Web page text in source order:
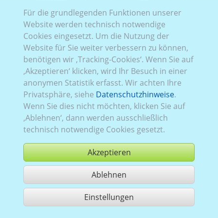
Buer_001:ab 2012
kaufen
1 Treffer teilen
Für die grundlegenden Funktionen unserer
Website werden technisch notwendige
Cookies eingesetzt. Um die Nutzung der
Website für Sie weiter verbessern zu können,
benötigen wir ‚Tracking-Cookies‘. Wenn Sie auf
‚Akzeptieren‘ klicken, wird Ihr Besuch in einer
anonymen Statistik erfasst. Wir achten Ihre
Privatsphäre, siehe Datenschutzhinweise.
Wenn Sie dies nicht möchten, klicken Sie auf
‚Ablehnen‘, dann werden ausschließlich
technisch notwendige Cookies gesetzt.
Akzeptieren
Ablehnen
Einstellungen